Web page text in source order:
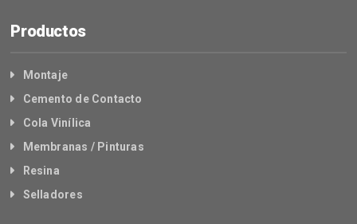
Productos
Montaje
Cemento de Contacto
Cola Vinílica
Membranas / Pinturas
Resina
Selladores